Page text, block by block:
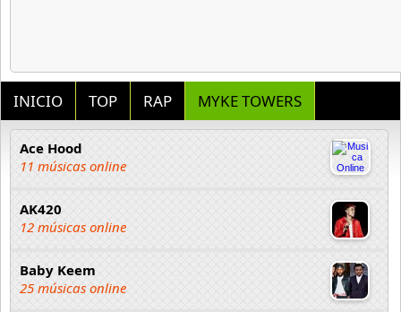
INICIO TOP RAP MYKE TOWERS
Ace Hood
11 músicas online
AK420
12 músicas online
Baby Keem
25 músicas online